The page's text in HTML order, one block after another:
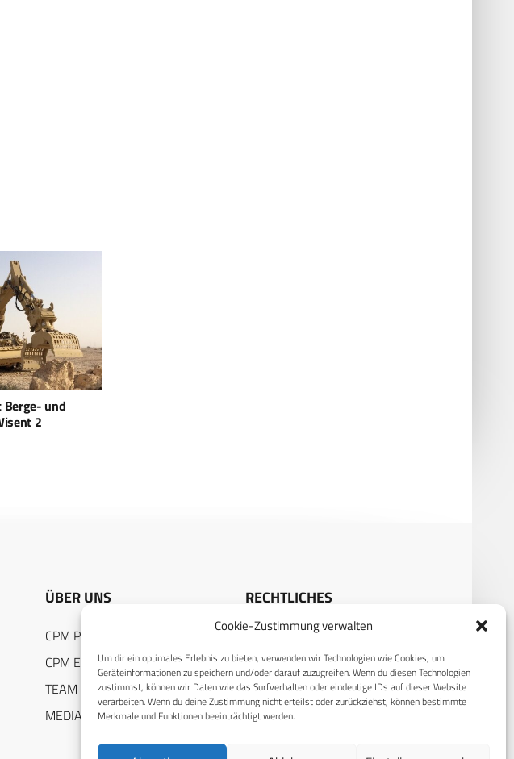
Cookie-Zustimmung verwalten
Um dir ein optimales Erlebnis zu bieten, verwenden wir Technologien wie Cookies, um
Geräteinformationen zu speichern und/oder darauf zuzugreifen. Wenn du diesen Technologien
zustimmst, können wir Daten wie das Surfverhalten oder eindeutige IDs auf dieser Website
verarbeiten. Wenn du deine Zustimmung nicht erteilst oder zurückziehst, können bestimmte
Merkmale und Funktionen beeinträchtigt werden.
erstmals in
ÜBER UNS
CPM PUBLICATIONS
CPM EVENTS
TEAM
MEDIADATEN
RECHTLICHES
Datenschutzerklärung
Cookie-Richtlinie (EU)
AGB
Compliance